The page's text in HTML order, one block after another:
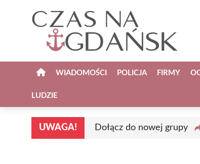
WIADOMOŚCI POLICJA FIRMY
LUDZIE
UWAGA! Dołącz do nowej grupy